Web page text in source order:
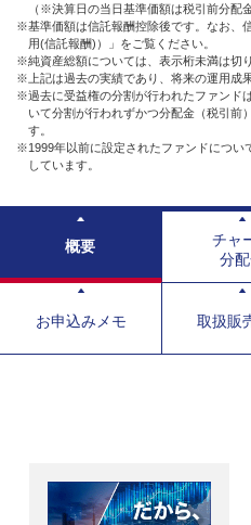
（※決算日の当日基準価額は税引前分配
※基準価額は信託報酬控除後です。なお、
用(信託報酬)）」をご覧ください。
※純資産総額については、表示桁未満は切
※上記は過去の実績であり、将来の運用成
※過去に受益権の分割が行われたファンド
いて分割が行われずかつ分配金（税引前
す。
※1999年以前に設定されたファンドについ
しています。
概要
チャ
分
お申込みメモ 取扱販